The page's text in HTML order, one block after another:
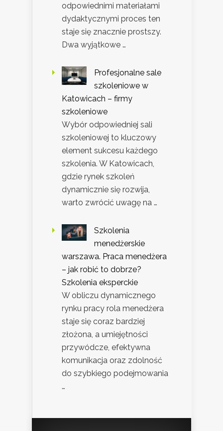
odpowiednimi materiałami
dydaktycznymi proces ten
staje się znacznie prostszy.
Dwa wyjątkowe …
Profesjonalne sale
szkoleniowe w
Katowicach – firmy
szkoleniowe
Wybór odpowiedniej sali
szkoleniowej to kluczowy
element sukcesu każdego
szkolenia. W Katowicach,
gdzie rynek szkoleń
dynamicznie się rozwija,
warto zwrócić uwagę na …
Szkolenia
menedżerskie
warszawa. Praca menedżera
– jak robić to dobrze?
Szkolenia eksperckie
W obliczu dynamicznego
rynku pracy rola menedżera
staje się coraz bardziej
złożona, a umiejętności
przywódcze, efektywna
komunikacja oraz zdolność
do szybkiego podejmowania
…